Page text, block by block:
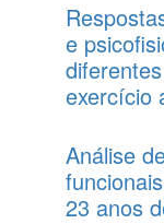
e
exercício
Análise
23 anos